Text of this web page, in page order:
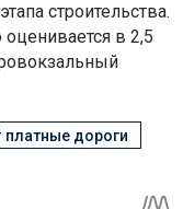
строительства.
в 2,5
платные дороги